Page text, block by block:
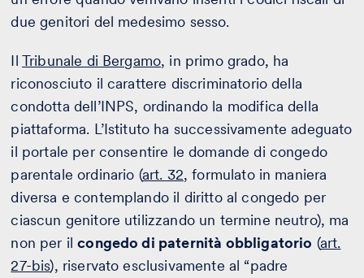
due genitori del medesimo sesso.
Il Tribunale di Bergamo, in primo grado, ha
riconosciuto il carattere discriminatorio della
condotta dell’INPS, ordinando la modifica della
piattaforma. L’Istituto ha successivamente adeguato
il portale per consentire le domande di congedo
parentale ordinario (art. 32, formulato in maniera
diversa e contemplando il diritto al congedo per
ciascun genitore utilizzando un termine neutro), ma
non per ilcongedo di paternità obbligatorio (art.
27-bis), riservato esclusivamente al “padre